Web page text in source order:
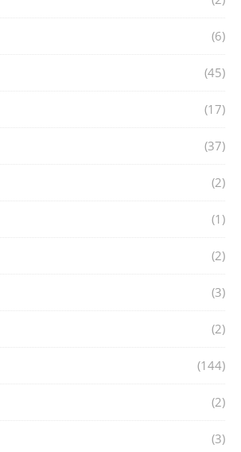
(6)
(45)
(17)
(37)
(2)
(1)
(2)
(3)
(2)
(144)
(2)
(3)